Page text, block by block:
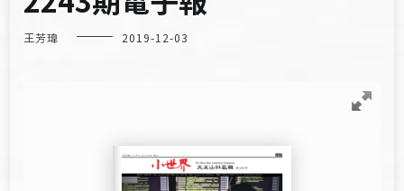
王芳瑋 2019-12-03